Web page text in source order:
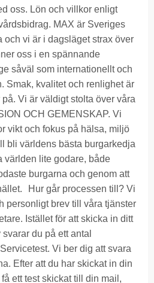
oss. Lön och villkor enligt
MAX är Sveriges
och vi är i dagsläget strax över
oss i en spännande
såväl som internationellt och
Smak, kvalitet och renlighet är
Vi är väldigt stolta över våra
OCH GEMENSKAP. Vi
vikt och fokus på hälsa, miljö
bli världens bästa burgarkedja
världen lite godare, både
burgarna och genom att
Hur går processen till? Vi
personligt brev till våra tjänster
Istället för att skicka in ditt
du på ett antal
Vi ber dig att svara
Efter att du har skickat in din
ett test skickat till din mail,